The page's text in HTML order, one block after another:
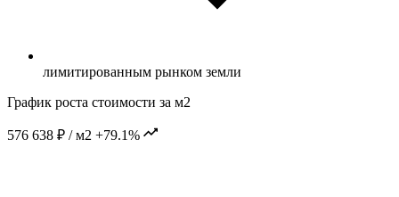
лимитированным рынком земли
График роста стоимости за м2
576 638 ₽ / м2 +79.1%